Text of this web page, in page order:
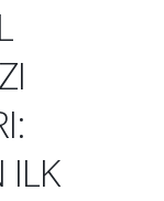
ILK